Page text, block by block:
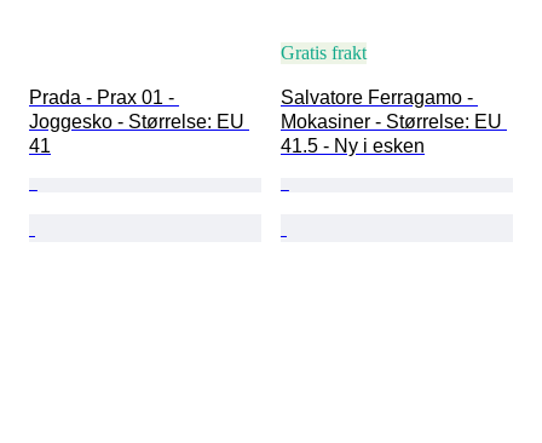
Prada - Prax 01 -
Joggesko - Størrelse: EU
41
Gratis frakt
Salvatore Ferragamo -
Mokasiner - Størrelse: EU
41.5 - Ny i esken